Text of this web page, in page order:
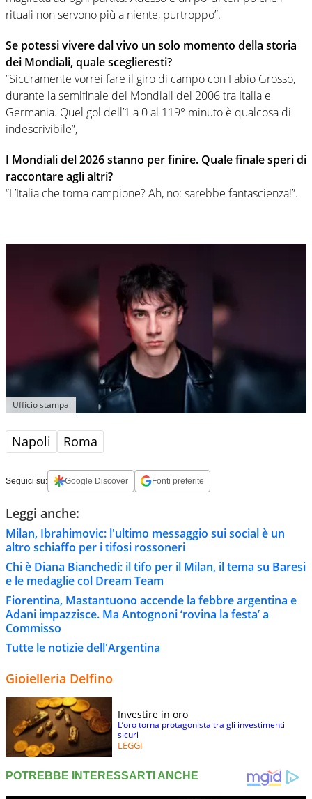
rituali non servono più a niente, purtroppo”.
Se potessi vivere dal vivo un solo momento della storia
dei Mondiali, quale sceglieresti?
“Sicuramente vorrei fare il giro di campo con Fabio Grosso,
durante la semifinale dei Mondiali del 2006 tra Italia e
Germania. Quel gol dell’1 a 0 al 119° minuto è qualcosa di
indescrivibile”,
I Mondiali del 2026 stanno per finire. Quale finale speri di
raccontare agli altri?
“L’Italia che torna campione? Ah, no: sarebbe fantascienza!”.
Ufficio stampa
Napoli Roma
Seguici su: Google Discover Fonti preferite
Leggi anche:
Milan, Ibrahimovic: l'ultimo messaggio sui social è un
altro schiaffo per i tifosi rossoneri
Chi è Diana Bianchedi: il tifo per il Milan, il tema su Baresi
e le medaglie col Dream Team
Fiorentina, Mastantuono accende la febbre argentina e
Adani impazzisce. Ma Antognoni ‘rovina la festa’ a
Commisso
Tutte le notizie dell'Argentina
Gioielleria Delfino
Investire in oro
L’oro torna protagonista tra gli investimenti
sicuri
LEGGI